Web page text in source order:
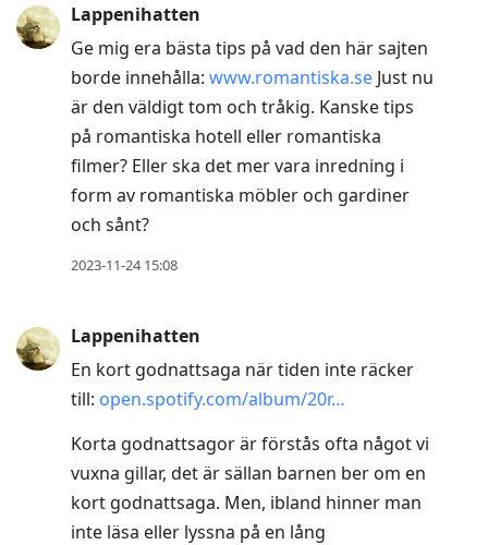
Lappenihatten
Ge mig era bästa tips på vad den här sajten
borde innehålla: www.romantiska.se Just nu
är den väldigt tom och tråkig. Kanske tips
på romantiska hotell eller romantiska
filmer? Eller ska det mer vara inredning i
form av romantiska möbler och gardiner
och sånt?
2023-11-24 15:08
Lappenihatten
En kort godnattsaga när tiden inte räcker
till: open.spotify.com/album/20r…
Korta godnattsagor är förstås ofta något vi
vuxna gillar, det är sällan barnen ber om en
kort godnattsaga. Men, ibland hinner man
inte läsa eller lyssna på en lång